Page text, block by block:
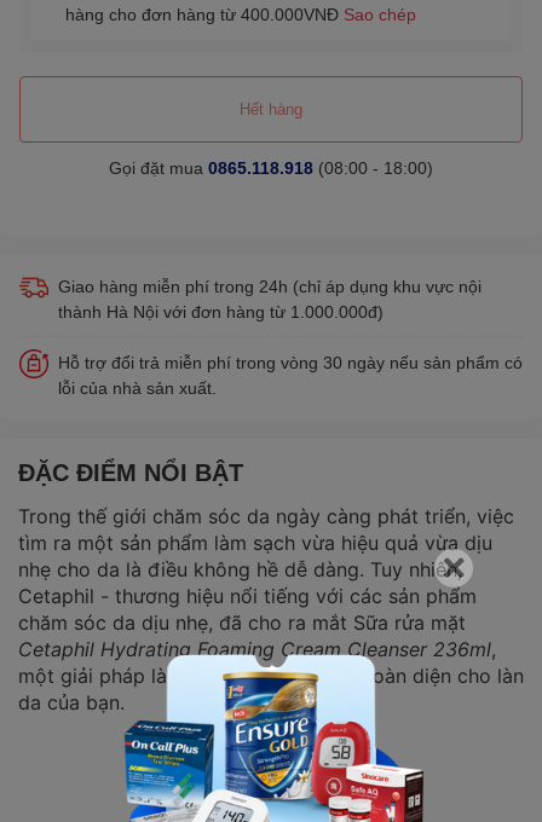
hàng cho đơn hàng từ 400.000VNĐ Sao chép
Hết hàng
Gọi đặt mua 0865.118.918 (08:00 - 18:00)
Giao hàng miễn phí trong 24h (chỉ áp dụng khu vực nội
thành Hà Nội với đơn hàng từ 1.000.000đ)
Hỗ trợ đổi trả miễn phí trong vòng 30 ngày nếu sản phẩm có
lỗi của nhà sản xuất.
ĐẶC ĐIỂM NỔI BẬT
Trong thế giới chăm sóc da ngày càng phát triển, việc
tìm ra một sản phẩm làm sạch vừa hiệu quả vừa dịu
nhẹ cho da là điều không hề dễ dàng. Tuy nhiên,
Cetaphil - thương hiệu nổi tiếng với các sản phẩm
chăm sóc da dịu nhẹ, đã cho ra mắt Sữa rửa mặt
Cetaphil Hydrating Foaming Cream Cleanser 236ml,
một giải pháp làm sạch và dưỡng ẩm toàn diện cho làn
da của bạn.